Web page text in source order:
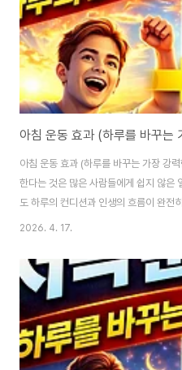
아침 운동 효과 (하루를 바꾸는
아침 운동 효과 (하루를 바꾸는 가장 강
한다는 것은 많은 사람들에게 쉽지 않은
도 하루의 컨디션과 인생의 흐름이 완전
들은 피곤하다는 이유로 아침 시간을 흘
은 단순히 체력 향상을 넘어 뇌 활성화,
가장 강력한 루틴입니다.이 글에서는 아
실제 도움이 되는 정보만 자세하게 알려
은 하루 중 가장 의지력이 높은 시간입
유지하기 쉽고, 하루의 ..
2026. 4. 17.